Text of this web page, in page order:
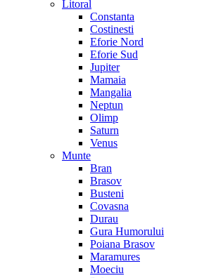
Litoral
Constanta
Costinesti
Eforie Nord
Eforie Sud
Jupiter
Mamaia
Mangalia
Neptun
Olimp
Saturn
Venus
Munte
Bran
Brasov
Busteni
Covasna
Durau
Gura Humorului
Poiana Brasov
Maramures
Moeciu